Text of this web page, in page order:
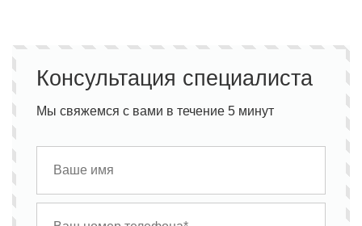
Консультация специалиста
Мы свяжемся с вами в течение 5 минут